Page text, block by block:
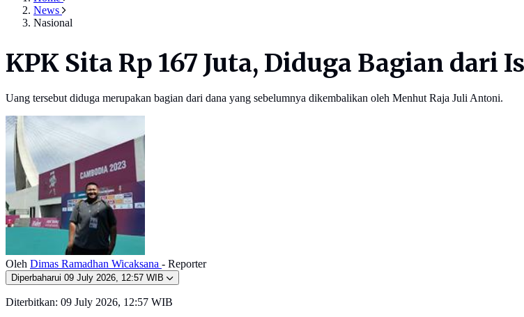
News
Nasional
KPK Sita Rp 167 Juta, Diduga Bagian
Uang tersebut diduga merupakan bagian dari dana yang sebelumnya dikembalikan oleh Menhut Raja Juli Antoni.
Oleh Dimas Ramadhan Wicaksana - Reporter
Diperbaharui 09 July 2026, 12:57 WIB
Diterbitkan: 09 July 2026, 12:57 WIB